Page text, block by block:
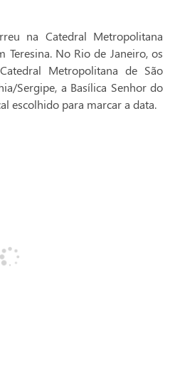
na Catedral Metropolitana
Teresina. No Rio de Janeiro, os
Metropolitana de São
Sergipe, a Basílica Senhor do
escolhido para marcar a data.